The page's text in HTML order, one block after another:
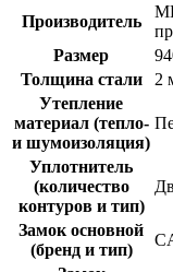
Производитель
Размер
Толщина стали
2
Утепление
материал (тепло-
и шумоизоляция)
Уплотнитель
(количество
контуров и тип)
Замок основной
(бренд и тип)